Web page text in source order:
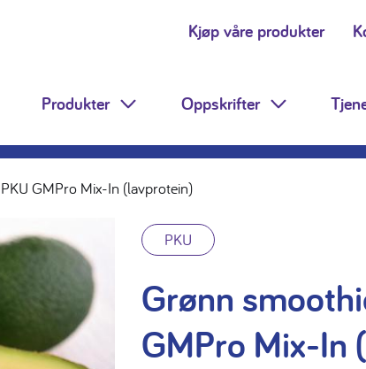
Kjøp våre produkter
Dropdown
Produkter Toggle Dropdown
Oppskrifter Toggle
GMPro Mix-In (lavprotein)
PKU
Grønn
GMPro Mix-In